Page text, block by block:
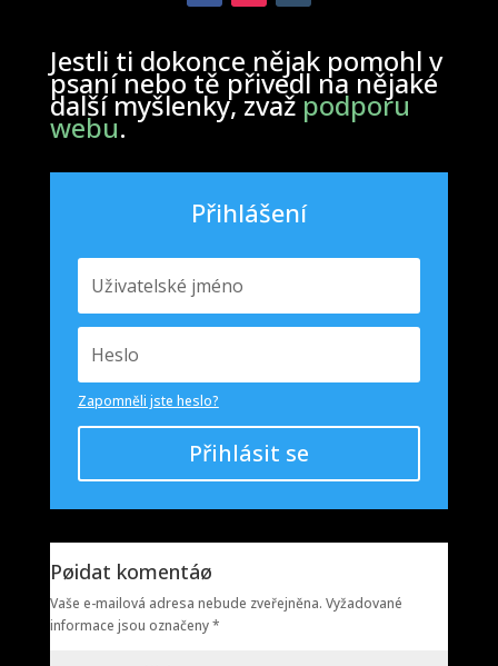
Jestli ti dokonce nějak pomohl v
psaní nebo tě přivedl na nějaké
další myšlenky, zvažpodporu
webu.
Přihlášení
Zapomněli jste heslo?
Přihlásit se
Pøidat komentáø
Vaše e-mailová adresa nebude zveřejněna. Vyžadované
informace jsou označeny*